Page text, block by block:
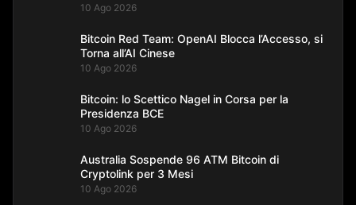
10 Ago 2026
Bitcoin Red Team: OpenAI Blocca l’Accesso, si
Torna all’AI Cinese
10 Ago 2026
Bitcoin: lo Scettico Nagel in Corsa per la
Presidenza BCE
10 Ago 2026
Australia Sospende 96 ATM Bitcoin di
Cryptolink per 3 Mesi
10 Ago 2026